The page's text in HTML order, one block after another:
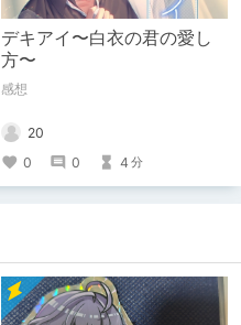
デキアイ〜白衣の君の愛し
方〜
感想
20
0
0 4 分